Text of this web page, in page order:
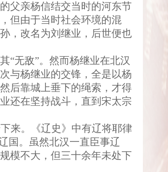
父亲杨信结交当时的河东节
但由于当时社会环境的混
，改名为刘继业，后世便也
“无敌”。然而杨继业在北汉
与杨继业的交锋，全是以杨
后靠城上垂下的绳索，才得
还在坚持战斗，直到宋太宗
来。《辽史》中有辽将耶律
国。虽然北汉一直臣事辽
模不大，但三十余年未处下